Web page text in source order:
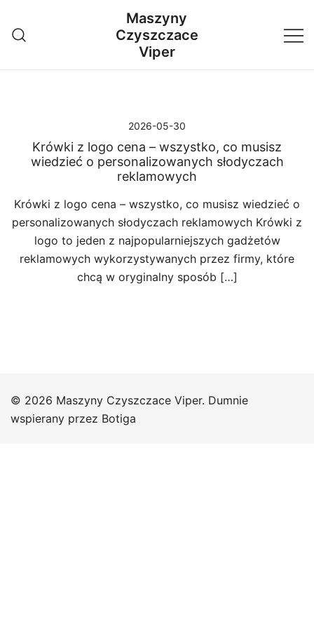
treści
Maszyny
Czyszczace
Viper
2026-05-30
Krówki z logo cena – wszystko, co musisz
wiedzieć o personalizowanych słodyczach
reklamowych
Krówki z logo cena – wszystko, co musisz wiedzieć o
personalizowanych słodyczach reklamowych Krówki z
logo to jeden z najpopularniejszych gadżetów
reklamowych wykorzystywanych przez firmy, które
chcą w oryginalny sposób […]
© 2026 Maszyny Czyszczace Viper. Dumnie
wspierany przez Botiga